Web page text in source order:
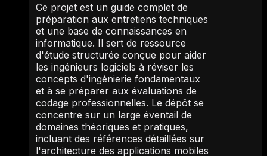
Ce projet est un guide complet de
préparation aux entretiens techniques
et une base de connaissances en
informatique. Il sert de ressource
d'étude structurée conçue pour aider
les ingénieurs logiciels à réviser les
concepts d'ingénierie fondamentaux
et à se préparer aux évaluations de
codage professionnelles. Le dépôt se
concentre sur un large éventail de
domaines théoriques et pratiques,
incluant des références détaillées sur
l'architecture des applications mobiles